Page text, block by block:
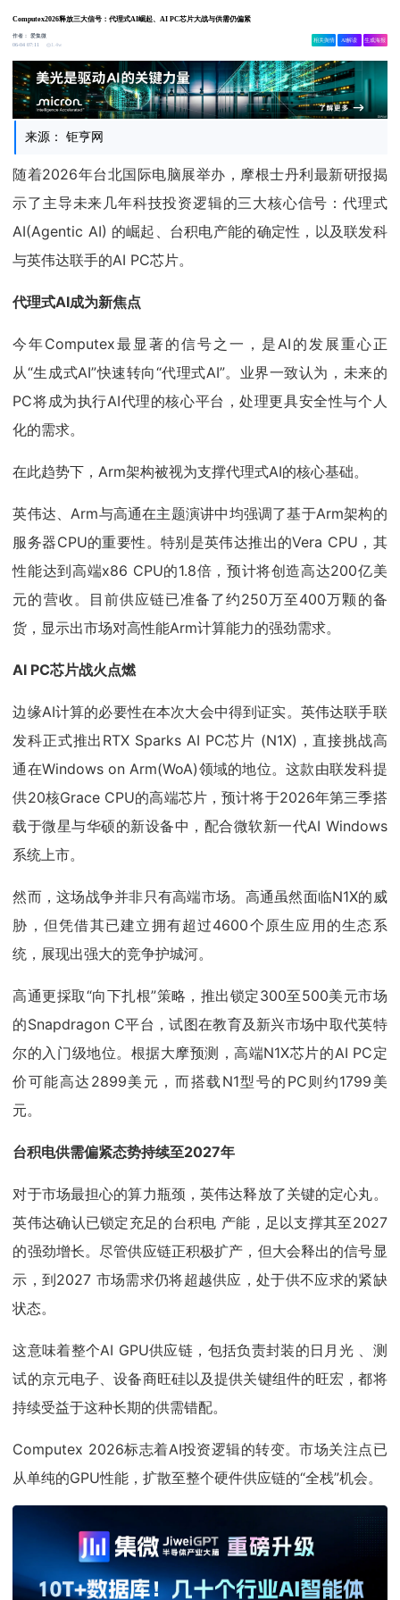
Computex2026释放三大信号：代理式AI崛起、AI PC芯片大战与供需仍偏紧
作者：爱集微
06-04 07:11
1.4w
相关舆情 AI解读 生成海报
来源： 钜亨网
随着2026年台北国际电脑展举办，摩根士丹利最新研报揭
示了主导未来几年科技投资逻辑的三大核心信号：代理式
AI(Agentic AI) 的崛起、台积电产能的确定性，以及联发科
与英伟达联手的AI PC芯片。
代理式AI成为新焦点
今年Computex最显著的信号之一，是AI的发展重心正
从“生成式AI”快速转向“代理式AI”。业界一致认为，未来的
PC将成为执行AI代理的核心平台，处理更具安全性与个人
化的需求。
在此趋势下，Arm架构被视为支撑代理式AI的核心基础。
英伟达、Arm与高通在主题演讲中均强调了基于Arm架构的
服务器CPU的重要性。特别是英伟达推出的Vera CPU，其
性能达到高端x86 CPU的1.8倍，预计将创造高达200亿美
元的营收。目前供应链已准备了约250万至400万颗的备
货，显示出市场对高性能Arm计算能力的强劲需求。
AI PC芯片战火点燃
边缘AI计算的必要性在本次大会中得到证实。英伟达联手联
发科正式推出RTX Sparks AI PC芯片 (N1X)，直接挑战高
通在Windows on Arm(WoA)领域的地位。这款由联发科提
供20核Grace CPU的高端芯片，预计将于2026年第三季搭
载于微星与华硕的新设备中，配合微软新一代AI Windows
系统上市。
然而，这场战争并非只有高端市场。高通虽然面临N1X的威
胁，但凭借其已建立拥有超过4600个原生应用的生态系
统，展现出强大的竞争护城河。
高通更採取“向下扎根”策略，推出锁定300至500美元市场
的Snapdragon C平台，试图在教育及新兴市场中取代英特
尔的入门级地位。根据大摩预测，高端N1X芯片的AI PC定
价可能高达2899美元，而搭载N1型号的PC则约1799美
元。
台积电供需偏紧态势持续至2027年
对于市场最担心的算力瓶颈，英伟达释放了关键的定心丸。
英伟达确认已锁定充足的台积电 产能，足以支撑其至2027
的强劲增长。尽管供应链正积极扩产，但大会释出的信号显
示，到2027 市场需求仍将超越供应，处于供不应求的紧缺
状态。
这意味着整个AI GPU供应链，包括负责封装的日月光 、测
试的京元电子、设备商旺硅以及提供关键组件的旺宏，都将
持续受益于这种长期的供需错配。
Computex 2026标志着AI投资逻辑的转变。市场关注点已
从单纯的GPU性能，扩散至整个硬件供应链的“全栈”机会。